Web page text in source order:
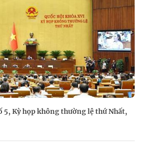
5, Kỳ họp không thường lệ thứ Nhất,